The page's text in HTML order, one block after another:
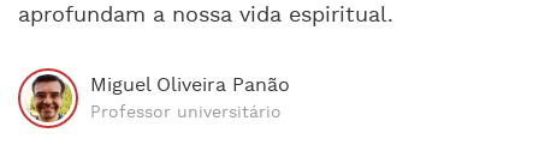
aprofundam a nossa vida espiritual.
Miguel Oliveira Panão
Professor universitário